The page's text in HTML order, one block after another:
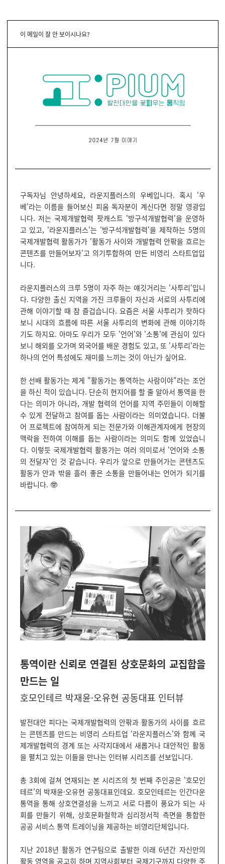
이 메일이 잘 안 보이시나요?
구독자님 안녕하세요, 라운지플러스의 우베입니다. 혹시 '우
베'라는 이름을 들어보신 피움 독자분이 계신다면 정말 영광입
니다. 저는 국제개발협력 팟캐스트 '방구석개발협력'을 운영하
고 있고, '라운지플러스'는 '방구석개발협력'을 제작하는 5명의
국제개발협력 활동가가 '활동가 사이와 개발협력 안팎을 흐르는
콘텐츠를 만들어보자'고 의기투합하여 만든 비영리 스타트업입
니다.
라운지플러스의 크루 5명이 자주 하는 얘깃거리는 '사투리'입니
다. 다양한 출신 지역을 가진 크루들이 자신과 서로의 사투리에
관해 이야기할 때 참 즐겁습니다. 요즘은 서울 사투리가 핫하다
보니 시대의 흐름에 따른 서울 사투리의 변화에 관해 이야기하
기도 하지요. 아마도 우리가 모두 '언어'와 '소통'에 관심이 있다
보니 해외를 오가며 외국어를 배운 경험도 있고, 또 '사투리'라는
하나의 언어 특성에도 재미를 느끼는 것이 아닌가 싶어요.
한 선배 활동가는 제게 "활동가는 통역하는 사람이야"라는 조언
을 하신 적이 있습니다. 단순히 현지어를 할 줄 알아서 통역을 한
다는 의미가 아니라, 개발 협력의 언어를 지역 주민들이 이해할
수 있게 전달하고 참여를 돕는 사람이라는 의미였습니다. 더불
어 프로젝트에 참여하게 되는 전문가와 이해관계자에게 현장의
맥락을 전하여 이해를 돕는 사람이라는 의미도 함께 있었습니
다. 이렇듯 국제개발협력 활동가는 여러 의미로서 '언어와 소통
의 전달자'인 것 같습니다. 우리가 앞으로 만들어가는 콘텐츠도
활동가 안과 밖을 흘러 좋은 소통을 만들어내는 언어가 되기를
바랍니다. 🤓
통역이란 신뢰로 연결된 상호문화의 교집합을
만드는 일
호모인테르 박재윤·오유현 공동대표 인터뷰
발전대안 피다는 국제개발협력의 안팎과 활동가의 사이를 흐르
는 콘텐츠를 만드는 비영리 스타트업 '라운지플러스'와 함께 국
제개발협력의 경계 또는 사각지대에서 새롭거나 대안적인 활동
을 펼치고 있는 이들을 만나는 인터뷰 시리즈를 선보입니다.
총 3회에 걸쳐 연재되는 본 시리즈의 첫 번째 주인공은 '호모인
테르'의 박재윤·오유현 공동대표인데요. 호모인테르는 인간다운
통역을 통해 상호연결성을 느끼고 서로 다름이 풍요가 되는 사
회를 만들기 위해, 상호문화철학과 심리정서적 측면을 통합한
공공 서비스 통역 트레이닝을 제공하는 비영리단체입니다.
지난 2018년 활동가 연구팀으로 출발한 이래 6년간 자신만의
활동 영역을 공고히 하며 지역사회부터 국제기구까지 다양한 주